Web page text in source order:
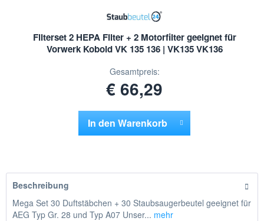
Filterset 2 HEPA Filter + 2 Motorfilter geeignet für
Vorwerk Kobold VK 135 136 | VK135 VK136
Gesamtpreis:
€ 66,29
In den Warenkorb
Beschreibung
Mega Set 30 Duftstäbchen + 30 Staubsaugerbeutel geeignet für
AEG Typ Gr. 28 und Typ A07 Unser... mehr